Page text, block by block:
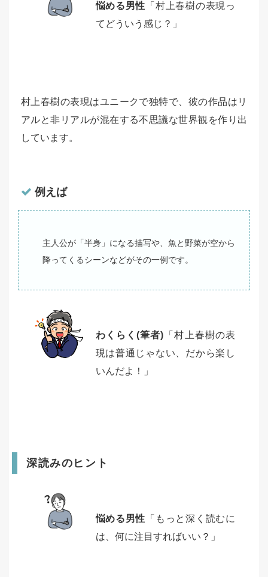
悩める男性 「村上春樹の表現っ
てどういう感じ？」
村上春樹の表現はユニークで独特で、彼の作品はリ
アルと非リアルが混在する不思議な世界観を作り出
しています。
例えば
主人公が「半身」になる描写や、魚と野菜が空から
降ってくるシーンなどがその一例です。
わくらく(筆者) 「村上春樹の表
現は普通じゃない、だから楽し
いんだよ！」
深読みのヒント
悩める男性 「もっと深く読むに
は、何に注目すればいい？」